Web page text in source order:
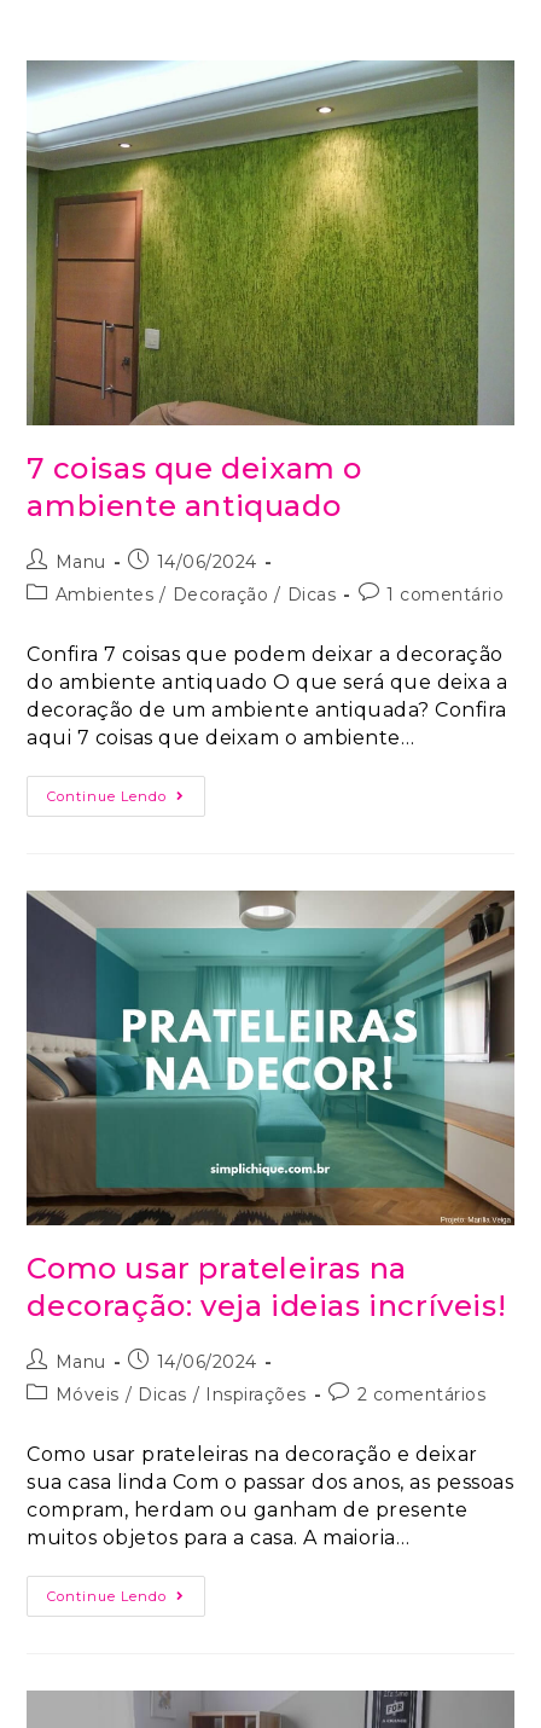
7 coisas que deixam o
ambiente antiquado
Manu
14/06/2024
Ambientes / Decoração / Dicas 1 comentário
Confira 7 coisas que podem deixar a decoração
do ambiente antiquado O que será que deixa a
decoração de um ambiente antiquada? Confira
aqui 7 coisas que deixam o ambiente…
Continue Lendo
Como usar prateleiras na
decoração: veja ideias incríveis!
Manu
14/06/2024
Móveis / Dicas / Inspirações 2 comentários
Como usar prateleiras na decoração e deixar
sua casa linda Com o passar dos anos, as pessoas
compram, herdam ou ganham de presente
muitos objetos para a casa. A maioria…
Continue Lendo